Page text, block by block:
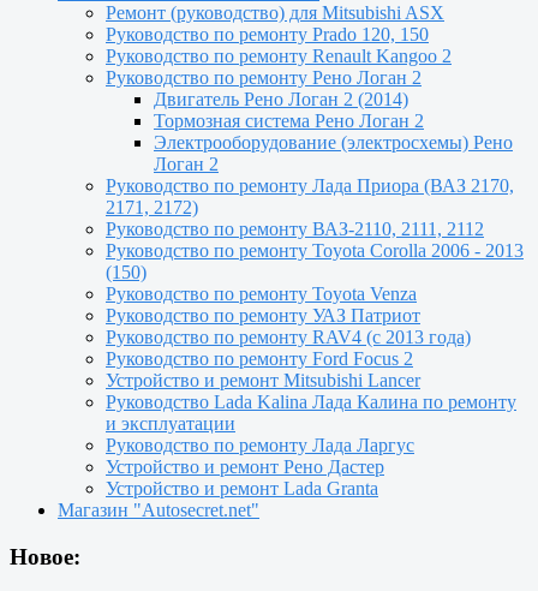
Ремонт (руководство) для Mitsubishi ASX
Руководство по ремонту Prado 120, 150
Руководство по ремонту Renault Kangoo 2
Руководство по ремонту Рено Логан 2
Двигатель Рено Логан 2 (2014)
Тормозная система Рено Логан 2
Электрооборудование (электросхемы) Рено
Логан 2
Руководство по ремонту Лада Приора (ВАЗ 2170,
2171, 2172)
Руководство по ремонту ВАЗ-2110, 2111, 2112
Руководство по ремонту Toyota Сorolla 2006 - 2013
(150)
Руководство по ремонту Toyota Venza
Руководство по ремонту УАЗ Патриот
Руководство по ремонту RAV4 (с 2013 года)
Руководство по ремонту Ford Focus 2
Устройство и ремонт Mitsubishi Lancer
Руководство Lada Kalina Лада Калина по ремонту
и эксплуатации
Руководство по ремонту Лада Ларгус
Устройство и ремонт Рено Дастер
Устройство и ремонт Lada Granta
Магазин "Autosecret.net"
Новое: